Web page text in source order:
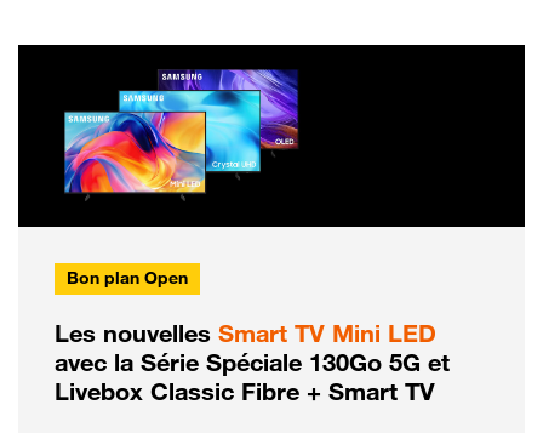
Bon plan Open
Les nouvelles Smart TV Mini LED
avec la Série Spéciale 130Go 5G et
Livebox Classic Fibre + Smart TV